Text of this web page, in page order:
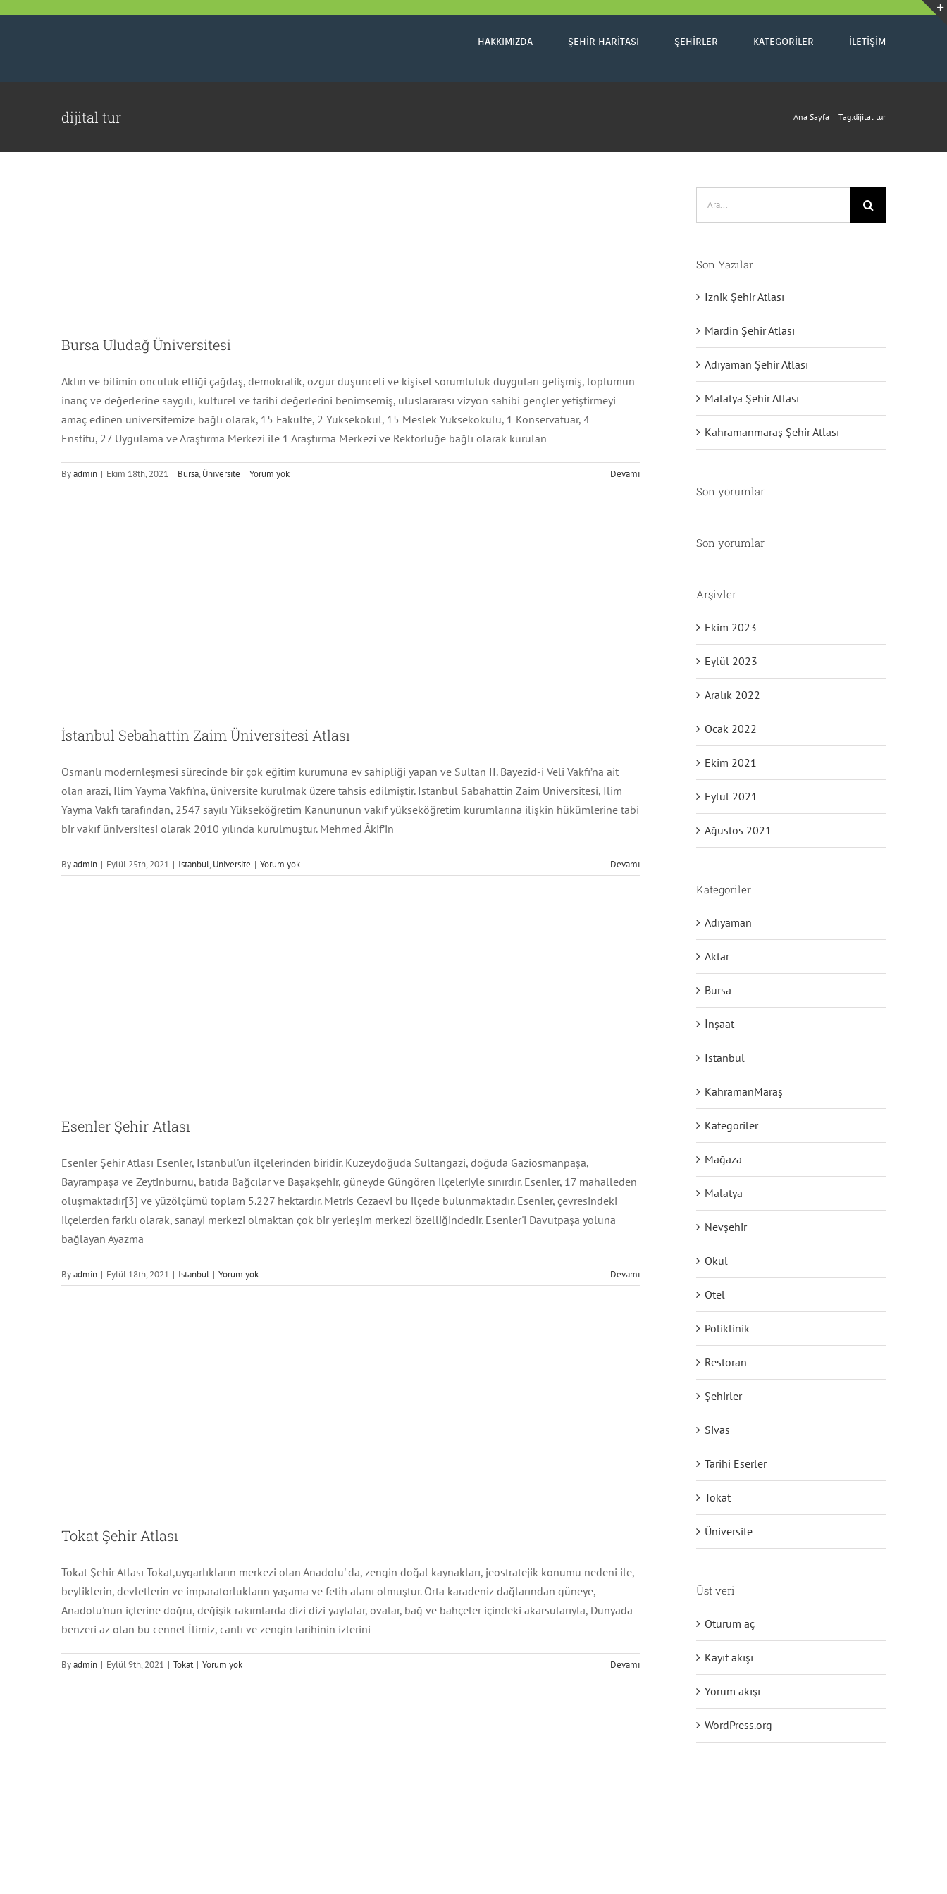
HAKKIMIZDA ŞEHIR HARITASI ŞEHIRLER KATEGORILER İLETIŞIM
dijital tur Ana Sayfa | Tag:dijital tur
Bursa Üniversite
Bursa Uludağ Üniversitesi
Aklın ve bilimin öncülük ettiği çağdaş, demokratik, özgür düşünceli ve kişisel sorumluluk duyguları gelişmiş, toplumun
inanç ve değerlerine saygılı, kültürel ve tarihi değerlerini benimsemiş, uluslararası vizyon sahibi gençler yetiştirmeyi
amaç edinen üniversitemize bağlı olarak, 15 Fakülte, 2 Yüksekokul, 15 Meslek Yüksekokulu, 1 Konservatuar, 4
Enstitü, 27 Uygulama ve Araştırma Merkezi ile 1 Araştırma Merkezi ve Rektörlüğe bağlı olarak kurulan
Byadmin | Ekim 18th, 2021 | Bursa, Üniversite | Yorum yok Devamı
İstanbul Sebahattin Zaim Üniversitesi Atlası
Osmanlı modernleşmesi sürecinde bir çok eğitim kurumuna ev sahipliği yapan ve Sultan II. Bayezid-i Veli Vakfı’na ait
olan arazi, İlim Yayma Vakfı'na, üniversite kurulmak üzere tahsis edilmiştir. İstanbul Sabahattin Zaim Üniversitesi, İlim
Yayma Vakfı tarafından, 2547 sayılı Yükseköğretim Kanununun vakıf yükseköğretim kurumlarına ilişkin hükümlerine tabi
bir vakıf üniversitesi olarak 2010 yılında kurulmuştur. Mehmed Âkif’in
Byadmin | Eylül 25th, 2021 | İstanbul, Üniversite | Yorum yok Devamı
Esenler Şehir Atlası
Esenler Şehir Atlası Esenler, İstanbul'un ilçelerinden biridir. Kuzeydoğuda Sultangazi, doğuda Gaziosmanpaşa,
Bayrampaşa ve Zeytinburnu, batıda Bağcılar ve Başakşehir, güneyde Güngören ilçeleriyle sınırdır. Esenler, 17 mahalleden
oluşmaktadır[3] ve yüzölçümü toplam 5.227 hektardır. Metris Cezaevi bu ilçede bulunmaktadır. Esenler, çevresindeki
ilçelerden farklı olarak, sanayi merkezi olmaktan çok bir yerleşim merkezi özelliğindedir. Esenler'i Davutpaşa yoluna
bağlayan Ayazma
Byadmin | Eylül 18th, 2021 | İstanbul | Yorum yok Devamı
Tokat Şehir Atlası
Tokat Şehir Atlası Tokat,uygarlıkların merkezi olan Anadolu' da, zengin doğal kaynakları, jeostratejik konumu nedeni ile,
beyliklerin, devletlerin ve imparatorlukların yaşama ve fetih alanı olmuştur. Orta karadeniz dağlarından güneye,
Anadolu'nun içlerine doğru, değişik rakımlarda dizi dizi yaylalar, ovalar, bağ ve bahçeler içindeki akarsularıyla, Dünyada
benzeri az olan bu cennet İlimiz, canlı ve zengin tarihinin izlerini
Byadmin | Eylül 9th, 2021 | Tokat | Yorum yok Devamı
Son Yazılar
İznik Şehir Atlası
Mardin Şehir Atlası
Adıyaman Şehir Atlası
Malatya Şehir Atlası
Kahramanmaraş Şehir Atlası
Son yorumlar
Son yorumlar
Arşivler
Ekim 2023
Eylül 2023
Aralık 2022
Ocak 2022
Ekim 2021
Eylül 2021
Ağustos 2021
Kategoriler
Adıyaman
Aktar
Bursa
İnşaat
İstanbul
KahramanMaraş
Kategoriler
Mağaza
Malatya
Nevşehir
Okul
Otel
Poliklinik
Restoran
Şehirler
Sivas
Tarihi Eserler
Tokat
Üniversite
Üst veri
Oturum aç
Kayıt akışı
Yorum akışı
WordPress.org